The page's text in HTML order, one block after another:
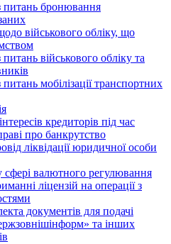
питань бронювання
військового обліку, що
військового обліку та
мобілізації транспортних
кредиторів під час
про банкрутство
ліквідації юридичної особи
сфері валютного регулювання
ліцензій на операції з
документів для подачі
та інших